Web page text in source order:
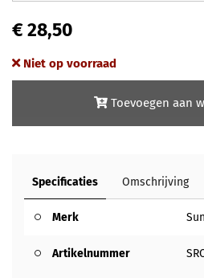
€ 28,50
Niet op voorraad
Toevoegen aan
Specificaties Omschrijving
Merk
Artikelnummer